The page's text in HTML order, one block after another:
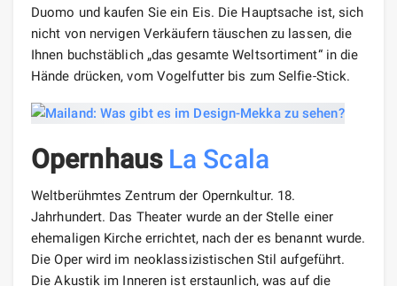
Duomo und kaufen Sie ein Eis. Die Hauptsache ist, sich
nicht von nervigen Verkäufern täuschen zu lassen, die
Ihnen buchstäblich „das gesamte Weltsortiment“ in die
Hände drücken, vom Vogelfutter bis zum Selfie-Stick.
Opernhaus La Scala
Weltberühmtes Zentrum der Opernkultur. 18.
Jahrhundert. Das Theater wurde an der Stelle einer
ehemaligen Kirche errichtet, nach der es benannt wurde.
Die Oper wird im neoklassizistischen Stil aufgeführt.
Die Akustik im Inneren ist erstaunlich, was auf die